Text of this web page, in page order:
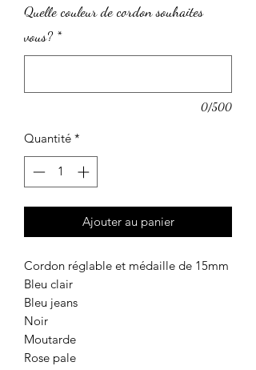
Quelle couleur de cordon souhaites
vous? *
0/500
Quantité *
Ajouter au panier
Cordon réglable et médaille de 15mm
Bleu clair
Bleu jeans
Noir
Moutarde
Rose pale